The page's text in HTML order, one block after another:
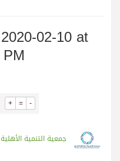
02-10 at
+ = -
جمعية التنمية